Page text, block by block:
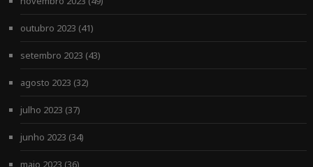
outubro 2023 (41)
setembro 2023 (43)
agosto 2023 (32)
julho 2023 (37)
junho 2023 (34)
maio 2023 (36)